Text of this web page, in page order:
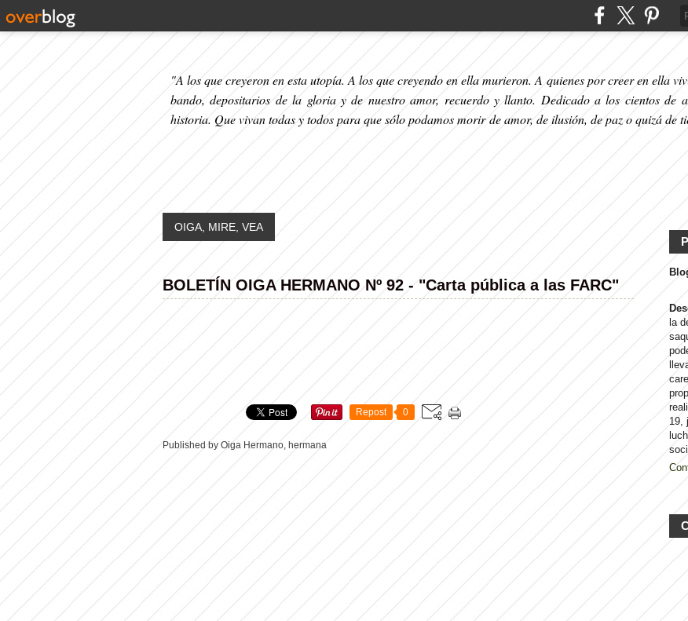
"A los que creyeron en esta utopía. A los que creyendo en ella murieron. A quienes por creer en ella
bando, depositarios de la gloria y de nuestro amor, recuerdo y llanto. Dedicado a los cientos de
historia. Que vivan todas y todos para que sólo podamos morir de amor, de ilusión, de paz o quizá de
OIGA, MIRE, VEA
BOLETÍN OIGA HERMANO Nº 92 - "Carta pública a las FARC"
Repost 0
Published by Oiga Hermano, hermana
la
19,